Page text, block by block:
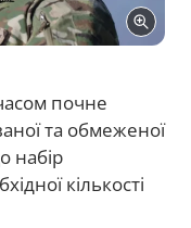
почне
та обмеженої
набір
кількості